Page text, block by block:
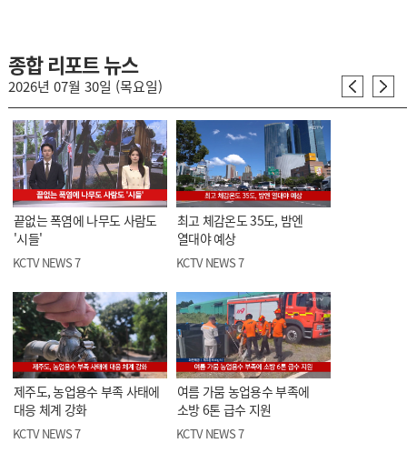
종합 리포트 뉴스
2026년 07월 30일 (목요일)
끝없는 폭염에 나무도 사람도
'시들'
KCTV NEWS 7
최고 체감온도 35도, 밤엔
열대야 예상
KCTV NEWS 7
제주도, 농업용수 부족 사태에
대응 체계 강화
KCTV NEWS 7
여름 가뭄 농업용수 부족에
소방 6톤 급수 지원
KCTV NEWS 7